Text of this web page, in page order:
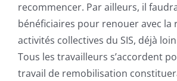
recommencer. Par ailleurs, il
bénéficiaires pour renouer avec la
activités collectives du SIS, déjà
Tous les travailleurs s’accordent
travail de remobilisation